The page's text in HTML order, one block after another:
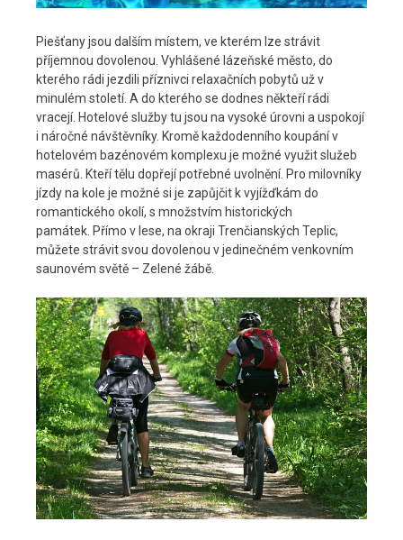
Piešťany jsou dalším místem, ve kterém lze strávit
příjemnou dovolenou. Vyhlášené lázeňské město, do
kterého rádi jezdili příznivci relaxačních pobytů už v
minulém století. A do kterého se dodnes někteří rádi
vracejí. Hotelové služby tu jsou na vysoké úrovni a uspokojí
i náročné návštěvníky. Kromě každodenního koupání v
hotelovém bazénovém komplexu je možné využit služeb
masérů. Kteří tělu dopřejí potřebné uvolnění. Pro milovníky
jízdy na kole je možné si je zapůjčit k vyjížďkám do
romantického okolí, s množstvím historických
památek. Přímo v lese, na okraji Trenčianských Teplic,
můžete strávit svou dovolenou v jedinečném venkovním
saunovém světě – Zelené žábě.